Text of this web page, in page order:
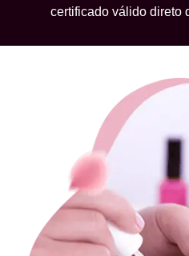
certificado válido direto